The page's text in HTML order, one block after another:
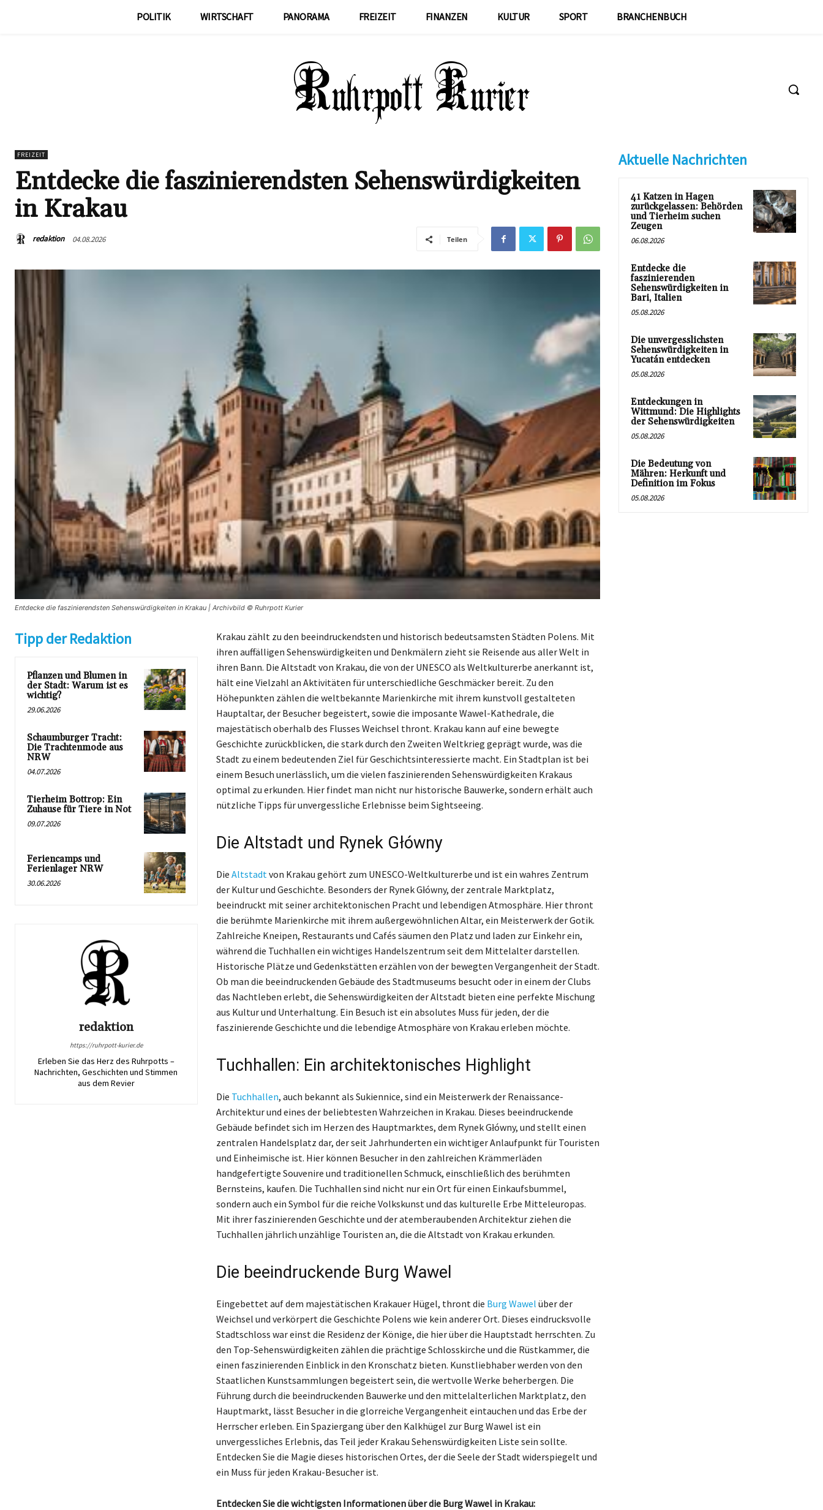
POLITIK WIRTSCHAFT PANORAMA FREIZEIT FINANZEN KULTUR SPORT BRANCHENBUCH
FREIZEIT
Entdecke die faszinierendsten Sehenswürdigkeiten
in Krakau
redaktion 04.08.2026 Teilen
Entdecke die faszinierendsten Sehenswürdigkeiten in Krakau | Archivbild © Ruhrpott Kurier
Tipp der Redaktion
Pflanzen und Blumen in
der Stadt: Warum ist es
wichtig?
29.06.2026
Schaumburger Tracht:
Die Trachtenmode aus
NRW
04.07.2026
Tierheim Bottrop: Ein
Zuhause für Tiere in Not
09.07.2026
Feriencamps und
Ferienlager NRW
30.06.2026
redaktion
https://ruhrpott-kurier.de
Erleben Sie das Herz des Ruhrpotts –
Nachrichten, Geschichten und Stimmen
aus dem Revier
Krakau zählt zu den beeindruckendsten und historisch bedeutsamsten Städten Polens. Mit
ihren auffälligen Sehenswürdigkeiten und Denkmälern zieht sie Reisende aus aller Welt in
ihren Bann. Die Altstadt von Krakau, die von der UNESCO als Weltkulturerbe anerkannt ist,
hält eine Vielzahl an Aktivitäten für unterschiedliche Geschmäcker bereit. Zu den
Höhepunkten zählen die weltbekannte Marienkirche mit ihrem kunstvoll gestalteten
Hauptaltar, der Besucher begeistert, sowie die imposante Wawel-Kathedrale, die
majestätisch oberhalb des Flusses Weichsel thront. Krakau kann auf eine bewegte
Geschichte zurückblicken, die stark durch den Zweiten Weltkrieg geprägt wurde, was die
Stadt zu einem bedeutenden Ziel für Geschichtsinteressierte macht. Ein Stadtplan ist bei
einem Besuch unerlässlich, um die vielen faszinierenden Sehenswürdigkeiten Krakaus
optimal zu erkunden. Hier findet man nicht nur historische Bauwerke, sondern erhält auch
nützliche Tipps für unvergessliche Erlebnisse beim Sightseeing.
Die Altstadt und Rynek Główny
Die Altstadt von Krakau gehört zum UNESCO-Weltkulturerbe und ist ein wahres Zentrum
der Kultur und Geschichte. Besonders der Rynek Główny, der zentrale Marktplatz,
beeindruckt mit seiner architektonischen Pracht und lebendigen Atmosphäre. Hier thront
die berühmte Marienkirche mit ihrem außergewöhnlichen Altar, ein Meisterwerk der Gotik.
Zahlreiche Kneipen, Restaurants und Cafés säumen den Platz und laden zur Einkehr ein,
während die Tuchhallen ein wichtiges Handelszentrum seit dem Mittelalter darstellen.
Historische Plätze und Gedenkstätten erzählen von der bewegten Vergangenheit der Stadt.
Ob man die beeindruckenden Gebäude des Stadtmuseums besucht oder in einem der Clubs
das Nachtleben erlebt, die Sehenswürdigkeiten der Altstadt bieten eine perfekte Mischung
aus Kultur und Unterhaltung. Ein Besuch ist ein absolutes Muss für jeden, der die
faszinierende Geschichte und die lebendige Atmosphäre von Krakau erleben möchte.
Tuchhallen: Ein architektonisches Highlight
Die Tuchhallen, auch bekannt als Sukiennice, sind ein Meisterwerk der Renaissance-
Architektur und eines der beliebtesten Wahrzeichen in Krakau. Dieses beeindruckende
Gebäude befindet sich im Herzen des Hauptmarktes, dem Rynek Główny, und stellt einen
zentralen Handelsplatz dar, der seit Jahrhunderten ein wichtiger Anlaufpunkt für Touristen
und Einheimische ist. Hier können Besucher in den zahlreichen Krämmerläden
handgefertigte Souvenire und traditionellen Schmuck, einschließlich des berühmten
Bernsteins, kaufen. Die Tuchhallen sind nicht nur ein Ort für einen Einkaufsbummel,
sondern auch ein Symbol für die reiche Volkskunst und das kulturelle Erbe Mitteleuropas.
Mit ihrer faszinierenden Geschichte und der atemberaubenden Architektur ziehen die
Tuchhallen jährlich unzählige Touristen an, die die Altstadt von Krakau erkunden.
Die beeindruckende Burg Wawel
Eingebettet auf dem majestätischen Krakauer Hügel, thront die Burg Wawel über der
Weichsel und verkörpert die Geschichte Polens wie kein anderer Ort. Dieses eindrucksvolle
Stadtschloss war einst die Residenz der Könige, die hier über die Hauptstadt herrschten. Zu
den Top-Sehenswürdigkeiten zählen die prächtige Schlosskirche und die Rüstkammer, die
einen faszinierenden Einblick in den Kronschatz bieten. Kunstliebhaber werden von den
Staatlichen Kunstsammlungen begeistert sein, die wertvolle Werke beherbergen. Die
Führung durch die beeindruckenden Bauwerke und den mittelalterlichen Marktplatz, den
Hauptmarkt, lässt Besucher in die glorreiche Vergangenheit eintauchen und das Erbe der
Herrscher erleben. Ein Spaziergang über den Kalkhügel zur Burg Wawel ist ein
unvergessliches Erlebnis, das Teil jeder Krakau Sehenswürdigkeiten Liste sein sollte.
Entdecken Sie die Magie dieses historischen Ortes, der die Seele der Stadt widerspiegelt und
ein Muss für jeden Krakau-Besucher ist.
Entdecken Sie die wichtigsten Informationen über die Burg Wawel in Krakau:
Aktuelle Nachrichten
41 Katzen in Hagen
zurückgelassen: Behörden
und Tierheim suchen
Zeugen
06.08.2026
Entdecke die
faszinierenden
Sehenswürdigkeiten in
Bari, Italien
05.08.2026
Die unvergesslichsten
Sehenswürdigkeiten in
Yucatán entdecken
05.08.2026
Entdeckungen in
Wittmund: Die Highlights
der Sehenswürdigkeiten
05.08.2026
Die Bedeutung von
Mähren: Herkunft und
Definition im Fokus
05.08.2026